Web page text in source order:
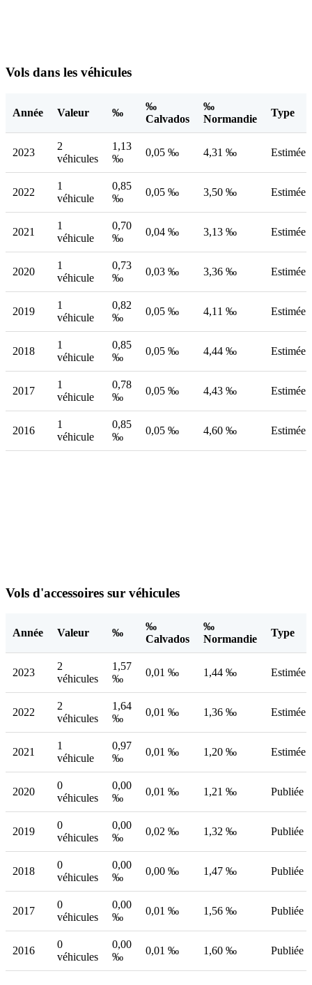
Vols dans les véhicules
Année Valeur ‰
‰
Calvados
‰
Normandie
Type
2023
2
véhicules
1,13
‰
0,05 ‰ 4,31 ‰ Estimée
2022
1
véhicule
0,85
‰
0,05 ‰ 3,50 ‰ Estimée
2021
1
véhicule
0,70
‰
0,04 ‰ 3,13 ‰ Estimée
2020
1
véhicule
0,73
‰
0,03 ‰ 3,36 ‰ Estimée
2019
1
véhicule
0,82
‰
0,05 ‰ 4,11 ‰ Estimée
2018
1
véhicule
0,85
‰
0,05 ‰ 4,44 ‰ Estimée
2017
1
véhicule
0,78
‰
0,05 ‰ 4,43 ‰ Estimée
2016
1
véhicule
0,85
‰
0,05 ‰ 4,60 ‰ Estimée
Vols d'accessoires sur véhicules
Année Valeur ‰
‰
Calvados
‰
Normandie
Type
2023
2
véhicules
1,57
‰
0,01 ‰ 1,44 ‰ Estimée
2022
2
véhicules
1,64
‰
0,01 ‰ 1,36 ‰ Estimée
2021
1
véhicule
0,97
‰
0,01 ‰ 1,20 ‰ Estimée
2020
0
véhicules
0,00
‰
0,01 ‰ 1,21 ‰ Publiée
2019
0
véhicules
0,00
‰
0,02 ‰ 1,32 ‰ Publiée
2018
0
véhicules
0,00
‰
0,00 ‰ 1,47 ‰ Publiée
2017
0
véhicules
0,00
‰
0,01 ‰ 1,56 ‰ Publiée
2016
0
véhicules
0,00
‰
0,01 ‰ 1,60 ‰ Publiée